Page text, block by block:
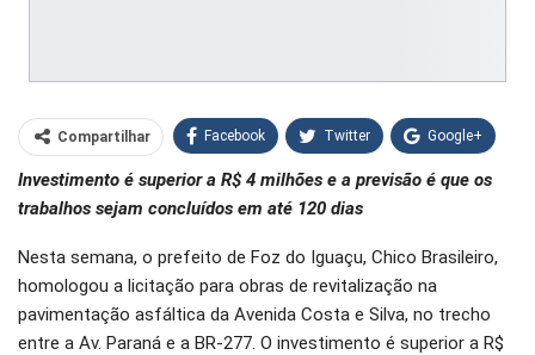
Compartilhar Facebook Twitter Google+
WhatsApp Pinterest
Investimento é superior a R$ 4 milhões e a previsão é que os
trabalhos sejam concluídos em até 120 dias
Nesta semana, o prefeito de Foz do Iguaçu, Chico Brasileiro,
homologou a licitação para obras de revitalização na
pavimentação asfáltica da Avenida Costa e Silva, no trecho
entre a Av. Paraná e a BR-277. O investimento é superior a R$